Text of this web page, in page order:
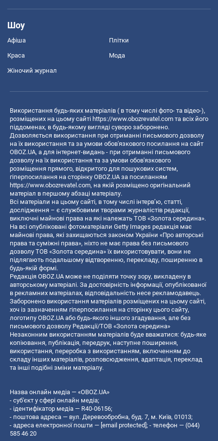
Шоу
Афіша Плітки
Краса Мода
Жіночий журнал
Використання будь-яких матеріалів ( в тому числі фото- та відео-),
розміщених на цьому сайті https://www.obozrevatel.com та всіх його
піддоменах, в будь-якому вигляді суворо заборонено.
Дозволяється використання при отриманні письмового дозволу
на їх використання та за умови обов'язкового посилання на сайт
OBOZ.UA, а для інтернет-видань - при отриманні письмового
дозволу на їх використання та за умови обов'язкового
розміщення прямого, відкритого для пошукових систем,
гіперпосилання на сторінку OBOZ.UA за посиланням
https://www.obozrevatel.com, на якій розміщено оригінальний
матеріал в першому абзаці матеріалу.
Всі матеріали на цьому сайті, в тому числі інтерв’ю, статті,
дослідження – є службовими творами журналістів редакції,
виключні майнові права на які належать ТОВ «Золота середина».
На всі опубліковані фотоматеріали Getty Images редакція має
майнові права, які захищаються законом України «Про авторські
права та суміжні права», ніхто не має права без письмового
дозволу ТОВ «Золота середина» їх використовувати, вони не
підлягають подальшому відтворенню, перекладу, поширенню в
будь-якій формі.
Редакція OBOZ.UA може не поділяти точку зору, викладену в
авторському матеріалі. За достовірність інформації, опублікованої
в рекламних матеріалах, відповідальність несе рекламодавець.
Заборонено використання матеріалів розміщених на цьому сайті,
хоч із зазначенням гіперпосилання на сторінку цього сайту,
логотипу OBOZ.UA або будь-якого іншого згадування, але без
письмового дозволу Редакції/ТОВ «Золота середина»
Незаконним використанням матеріалів буде вважатися: будь-яке
копiювання, публiкацiя, передрук, наступне поширення,
використання, переробка з використанням, включенням до
складу інших матеріалів, розповсюдження, адаптація, переклад
та інші подібні зміни матеріалу.
Назва онлайн медіа — «OBOZ.UA»
- суб'єкт у сфері онлайн медіа;
- ідентифікатор медіа — R40-06156;
- поштова адреса — вул. Деревообробна, буд. 7, м. Київ, 01013;
- адреса електронної пошти — [email protected] ; - телефон — (044)
585 46 20